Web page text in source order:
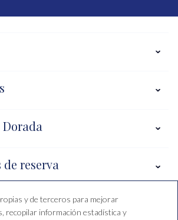
reserva
y de terceros para mejorar
recopilar información estadística y